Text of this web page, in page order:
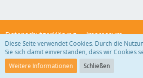
Datenschutzerklärung Impressum
Community-Software:
Diese Seite verwendet Cookies. Durch die
Sie sich damit einverstanden, dass wir Cookies
Weitere Informationen
Schließen